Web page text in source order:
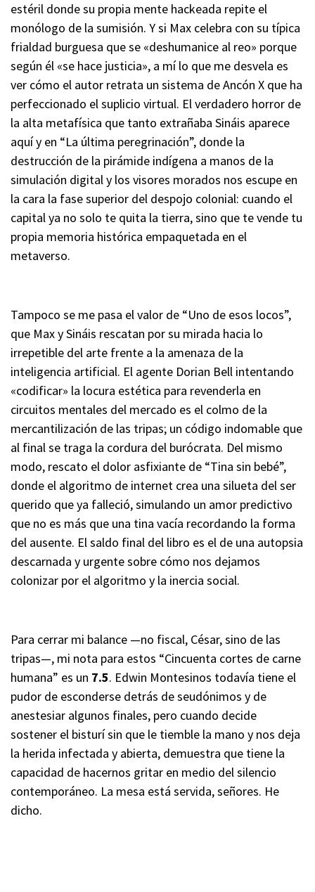
estéril donde su propia mente hackeada repite el
monólogo de la sumisión. Y si Max celebra con su típica
frialdad burguesa que se «deshumanice al reo» porque
según él «se hace justicia», a mí lo que me desvela es
ver cómo el autor retrata un sistema de Ancón X que ha
perfeccionado el suplicio virtual. El verdadero horror de
la alta metafísica que tanto extrañaba Sináis aparece
aquí y en “La última peregrinación”, donde la
destrucción de la pirámide indígena a manos de la
simulación digital y los visores morados nos escupe en
la cara la fase superior del despojo colonial: cuando el
capital ya no solo te quita la tierra, sino que te vende tu
propia memoria histórica empaquetada en el
metaverso.
Tampoco se me pasa el valor de “Uno de esos locos”,
que Max y Sináis rescatan por su mirada hacia lo
irrepetible del arte frente a la amenaza de la
inteligencia artificial. El agente Dorian Bell intentando
«codificar» la locura estética para revenderla en
circuitos mentales del mercado es el colmo de la
mercantilización de las tripas; un código indomable que
al final se traga la cordura del burócrata. Del mismo
modo, rescato el dolor asfixiante de “Tina sin bebé”,
donde el algoritmo de internet crea una silueta del ser
querido que ya falleció, simulando un amor predictivo
que no es más que una tina vacía recordando la forma
del ausente. El saldo final del libro es el de una autopsia
descarnada y urgente sobre cómo nos dejamos
colonizar por el algoritmo y la inercia social.
Para cerrar mi balance —no fiscal, César, sino de las
tripas—, mi nota para estos “Cincuenta cortes de carne
humana” es un 7.5. Edwin Montesinos todavía tiene el
pudor de esconderse detrás de seudónimos y de
anestesiar algunos finales, pero cuando decide
sostener el bisturí sin que le tiemble la mano y nos deja
la herida infectada y abierta, demuestra que tiene la
capacidad de hacernos gritar en medio del silencio
contemporáneo. La mesa está servida, señores. He
dicho.